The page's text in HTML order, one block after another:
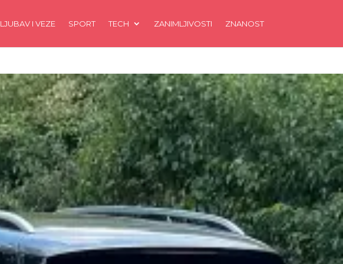
LJUBAV I VEZE SPORT TECH ZANIMLJIVOSTI ZNANOST